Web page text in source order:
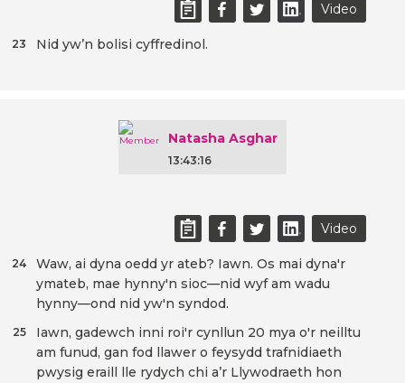
Video
Nid yw’n bolisi cyffredinol.
23
Natasha Asghar
13:43:16
Video
Waw, ai dyna oedd yr ateb? Iawn. Os mai dyna'r
ymateb, mae hynny'n sioc—nid wyf am wadu
hynny—ond nid yw'n syndod.
24
Iawn, gadewch inni roi'r cynllun 20 mya o'r neilltu
am funud, gan fod llawer o feysydd trafnidiaeth
pwysig eraill lle rydych chi a’r Llywodraeth hon
25